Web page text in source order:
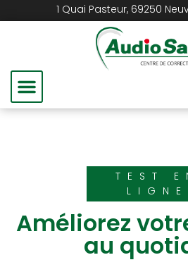
1 Quai Pasteur, 69250
TEST
LIGNE
Améliorez
au